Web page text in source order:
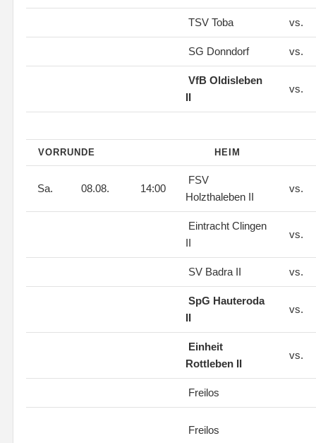
TSV Toba vs.
SG Donndorf vs.
VfB Oldisleben
II
vs.
VORRUNDE HEIM
Sa. 08.08. 14:00
FSV
Holzthaleben II
vs.
Eintracht Clingen
II
vs.
SV Badra II vs.
SpG Hauteroda
II
vs.
Einheit
Rottleben II
vs.
Freilos
Freilos